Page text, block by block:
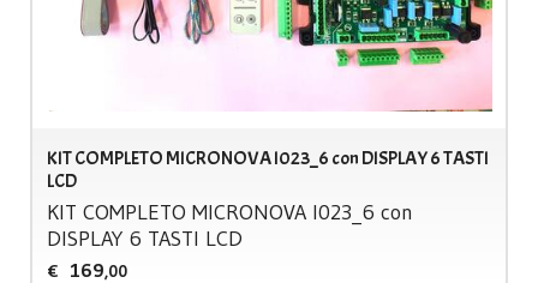
KIT COMPLETO MICRONOVA I023_6 con DISPLAY 6 TASTI
LCD
KIT COMPLETO MICRONOVAI023_6 con
DISPLAY6 TASTI LCD
€ 169,00